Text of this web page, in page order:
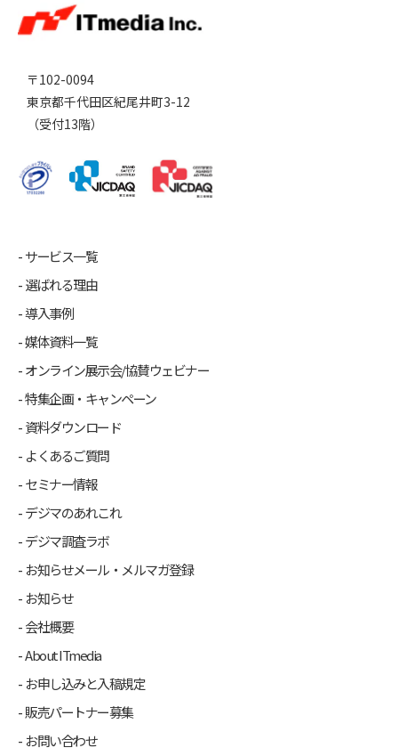
〒102-0094
東京都千代田区紀尾井町3-12
（受付13階）
サービス一覧
選ばれる理由
導入事例
媒体資料一覧
オンライン展示会/協賛ウェビナー
特集企画・キャンペーン
資料ダウンロード
よくあるご質問
セミナー情報
デジマのあれこれ
デジマ調査ラボ
お知らせメール・メルマガ登録
お知らせ
会社概要
About ITmedia
お申し込みと入稿規定
販売パートナー募集
お問い合わせ